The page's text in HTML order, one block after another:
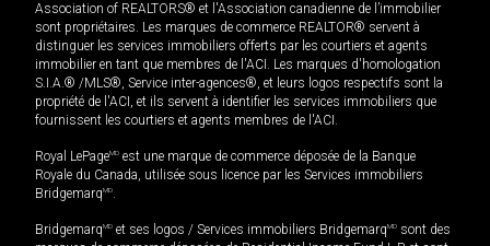
Association of REALTORS® et l'Association canadienne de l’immobilier
sont propriétaires. Les marques de commerce REALTOR® servent à
distinguer les services immobiliers offerts par les courtiers et agents
immobilier en tant que membres de l'ACI. Les marques d'homologation
S.I.A.® /MLS®, Service inter-agences®, et leurs logos respectifs sont la
propriété de l'ACI, et ils servent à identifier les services immobiliers que
fournissent les courtiers et agents membres de l'ACI.
Royal LePageMD est une marque de commerce déposée de la Banque
Royale du Canada, utilisée sous licence par les Services immobiliers
BridgemarqMD.
BridgemarqMD et ses logos / Services immobiliers BridgemarqMD sont des